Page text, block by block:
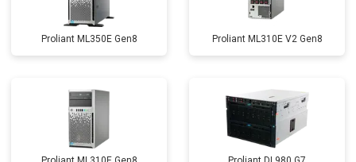
Proliant ML350E Gen8 Proliant ML310E V2 Gen8